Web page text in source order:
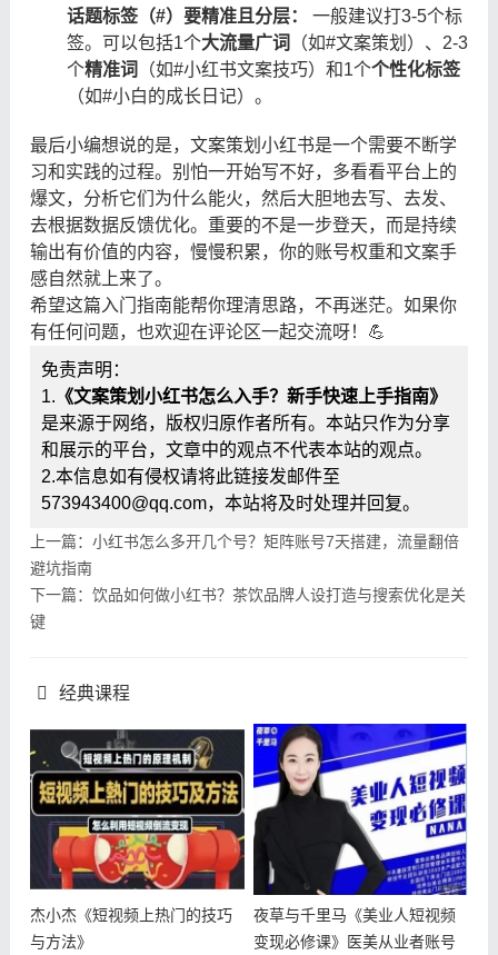
话题标签（#）要精准且分层：
​ 一般建议打3-5个标
签。可以包括1个大流量广词
（如#文案策划）、2-3
个精准词 （如#小红书文案技巧）和1个个性化标签
（如#小白的成长日记）。
最后小编想说的是，文案策划小红书是一个需要不断学
习和实践的过程。别怕一开始写不好，多看看平台上的
爆文，分析它们为什么能火，然后大胆地去写、去发、
去根据数据反馈优化。重要的不是一步登天，而是持续
输出有价值的内容，慢慢积累，你的账号权重和文案手
感自然就上来了。
希望这篇入门指南能帮你理清思路，不再迷茫。如果你
有任何问题，也欢迎在评论区一起交流呀！💪
免责声明：
1. 《文案策划小红书怎么入手？新手快速上手指南》
是来源于网络，版权归原作者所有。本站只作为分享
和展示的平台，文章中的观点不代表本站的观点。
2.本信息如有侵权请将此链接发邮件至
573943400@qq.com，本站将及时处理并回复。
上一篇：小红书怎么多开几个号？矩阵账号7天搭建，流量翻倍
避坑指南
下一篇：饮品如何做小红书？茶饮品牌人设打造与搜索优化是关
键
经典课程
杰小杰《短视频上热门的技巧
与方法》
夜草与千里马《美业人短视频
变现必修课》医美从业者账号